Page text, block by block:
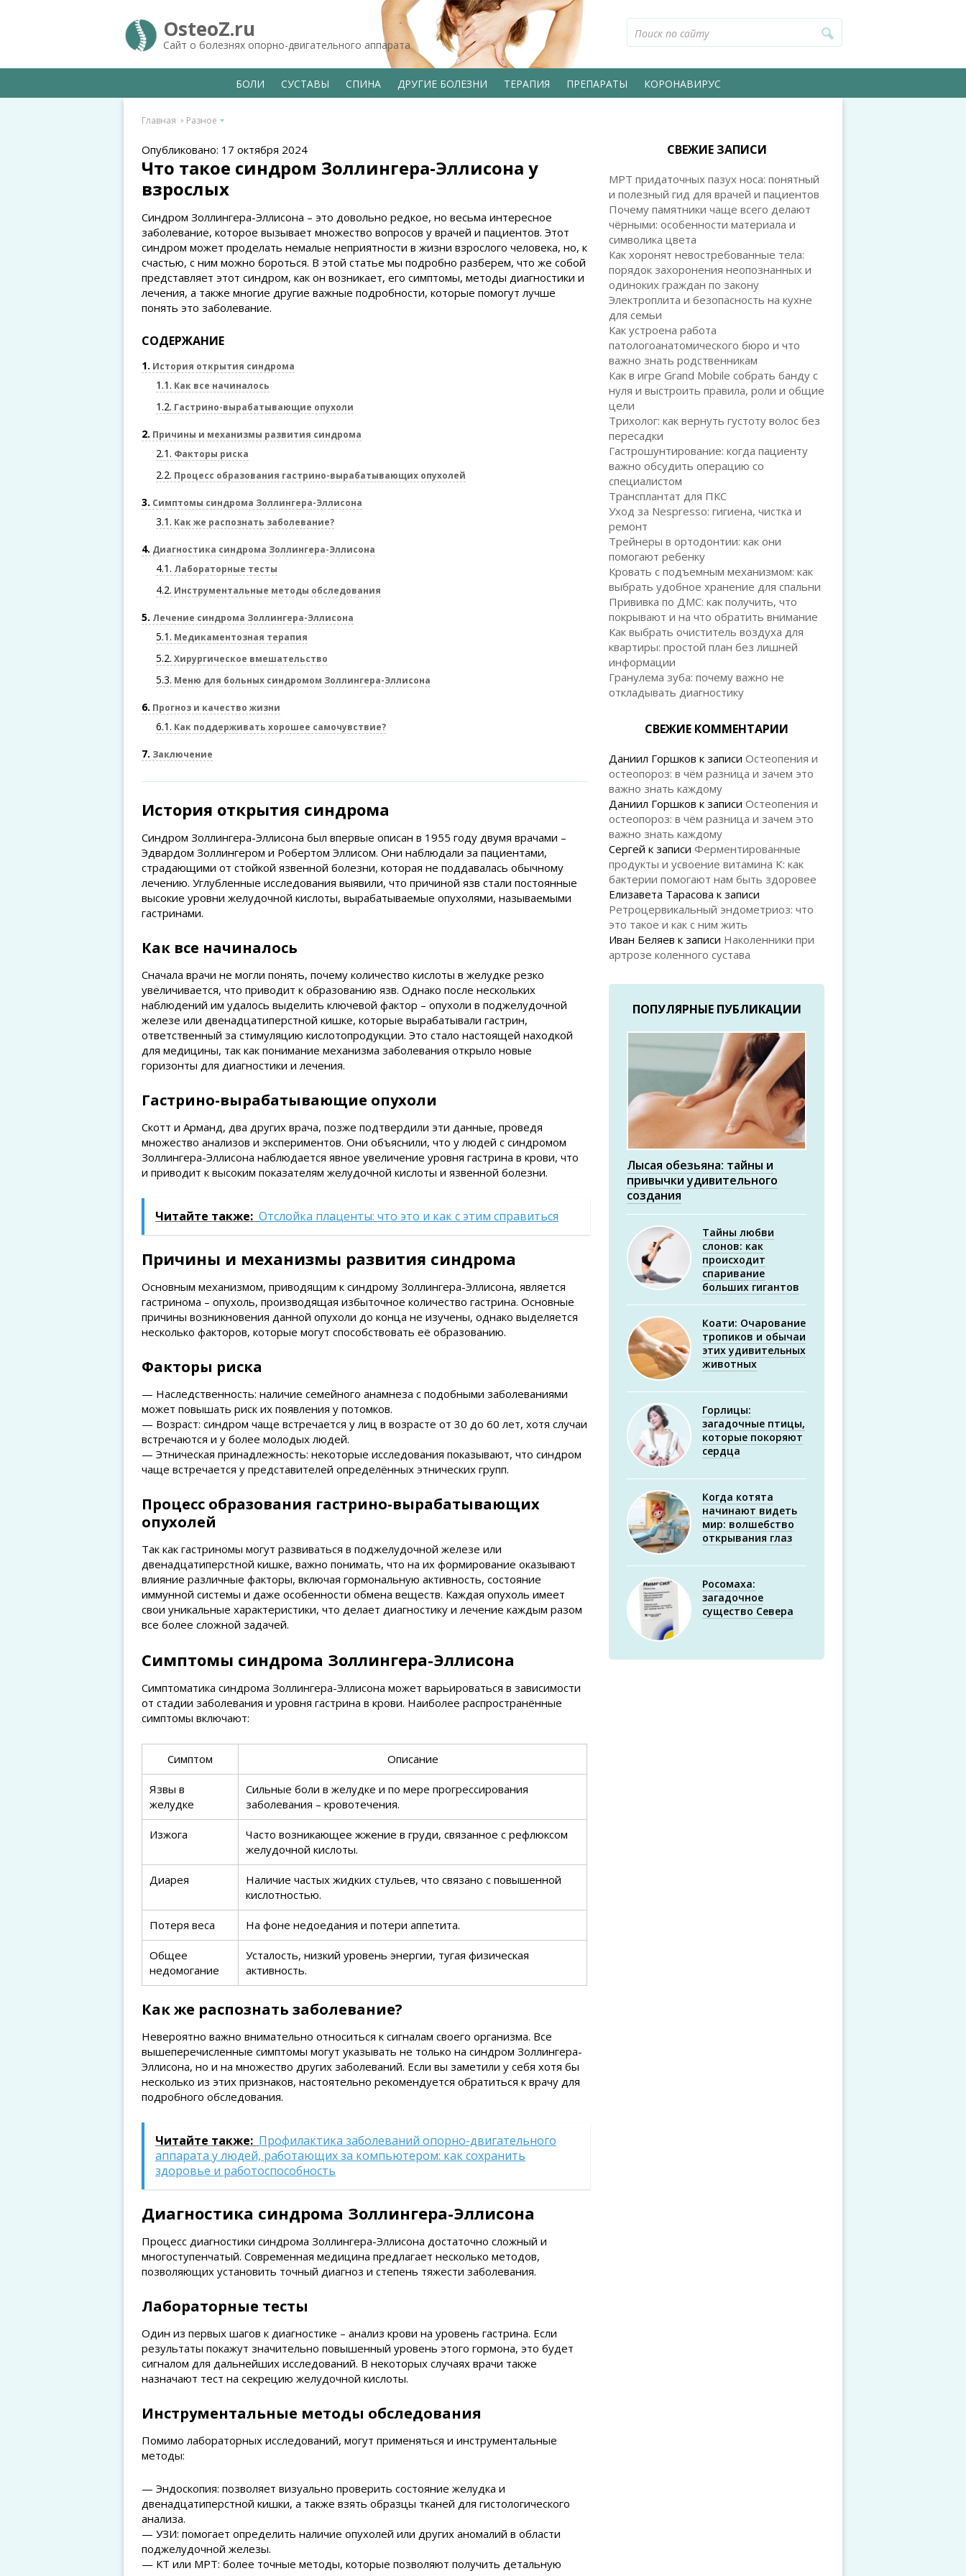
OsteoZ.ru
Сайт о болезнях опорно-двигательного аппарата
БОЛИ СУСТАВЫ СПИНА ДРУГИЕ БОЛЕЗНИ ТЕРАПИЯ ПРЕПАРАТЫ КОРОНАВИРУС
Главная Разное
Опубликовано: 17 октября 2024
Что такое синдром Золлингера-Эллисона у
взрослых
Синдром Золлингера-Эллисона – это довольно редкое, но весьма интересное
заболевание, которое вызывает множество вопросов у врачей и пациентов. Этот
синдром может проделать немалые неприятности в жизни взрослого человека, но, к
счастью, с ним можно бороться. В этой статье мы подробно разберем, что же собой
представляет этот синдром, как он возникает, его симптомы, методы диагностики и
лечения, а также многие другие важные подробности, которые помогут лучше
понять это заболевание.
СОДЕРЖАНИЕ
1 История открытия синдрома
1.1 Как все начиналось
1.2 Гастрино-вырабатывающие опухоли
2 Причины и механизмы развития синдрома
2.1 Факторы риска
2.2 Процесс образования гастрино-вырабатывающих опухолей
3 Симптомы синдрома Золлингера-Эллисона
3.1 Как же распознать заболевание?
4 Диагностика синдрома Золлингера-Эллисона
4.1 Лабораторные тесты
4.2 Инструментальные методы обследования
5 Лечение синдрома Золлингера-Эллисона
5.1 Медикаментозная терапия
5.2 Хирургическое вмешательство
5.3 Меню для больных синдромом Золлингера-Эллисона
6 Прогноз и качество жизни
6.1 Как поддерживать хорошее самочувствие?
7 Заключение
История открытия синдрома
Синдром Золлингера-Эллисона был впервые описан в 1955 году двумя врачами –
Эдвардом Золлингером и Робертом Эллисом. Они наблюдали за пациентами,
страдающими от стойкой язвенной болезни, которая не поддавалась обычному
лечению. Углубленные исследования выявили, что причиной язв стали постоянные
высокие уровни желудочной кислоты, вырабатываемые опухолями, называемыми
гастринами.
Как все начиналось
Сначала врачи не могли понять, почему количество кислоты в желудке резко
увеличивается, что приводит к образованию язв. Однако после нескольких
наблюдений им удалось выделить ключевой фактор – опухоли в поджелудочной
железе или двенадцатиперстной кишке, которые вырабатывали гастрин,
ответственный за стимуляцию кислотопродукции. Это стало настоящей находкой
для медицины, так как понимание механизма заболевания открыло новые
горизонты для диагностики и лечения.
Гастрино-вырабатывающие опухоли
Скотт и Арманд, два других врача, позже подтвердили эти данные, проведя
множество анализов и экспериментов. Они объяснили, что у людей с синдромом
Золлингера-Эллисона наблюдается явное увеличение уровня гастрина в крови, что
и приводит к высоким показателям желудочной кислоты и язвенной болезни.
Читайте также: Отслойка плаценты: что это и как с этим справиться
Причины и механизмы развития синдрома
Основным механизмом, приводящим к синдрому Золлингера-Эллисона, является
гастринома – опухоль, производящая избыточное количество гастрина. Основные
причины возникновения данной опухоли до конца не изучены, однако выделяется
несколько факторов, которые могут способствовать её образованию.
Факторы риска
— Наследственность: наличие семейного анамнеза с подобными заболеваниями
может повышать риск их появления у потомков.
— Возраст: синдром чаще встречается у лиц в возрасте от 30 до 60 лет, хотя случаи
встречаются и у более молодых людей.
— Этническая принадлежность: некоторые исследования показывают, что синдром
чаще встречается у представителей определённых этнических групп.
Процесс образования гастрино-вырабатывающих
опухолей
Так как гастриномы могут развиваться в поджелудочной железе или
двенадцатиперстной кишке, важно понимать, что на их формирование оказывают
влияние различные факторы, включая гормональную активность, состояние
иммунной системы и даже особенности обмена веществ. Каждая опухоль имеет
свои уникальные характеристики, что делает диагностику и лечение каждым разом
все более сложной задачей.
Симптомы синдрома Золлингера-Эллисона
Симптоматика синдрома Золлингера-Эллисона может варьироваться в зависимости
от стадии заболевания и уровня гастрина в крови. Наиболее распространённые
симптомы включают:
Симптом Описание
Язвы в
желудке
Сильные боли в желудке и по мере прогрессирования
заболевания – кровотечения.
Изжога
Часто возникающее жжение в груди, связанное с рефлюксом
желудочной кислоты.
Диарея
Наличие частых жидких стульев, что связано с повышенной
кислотностью.
Потеря веса На фоне недоедания и потери аппетита.
Общее
недомогание
Усталость, низкий уровень энергии, тугая физическая
активность.
Как же распознать заболевание?
Невероятно важно внимательно относиться к сигналам своего организма. Все
вышеперечисленные симптомы могут указывать не только на синдром Золлингера-
Эллисона, но и на множество других заболеваний. Если вы заметили у себя хотя бы
несколько из этих признаков, настоятельно рекомендуется обратиться к врачу для
подробного обследования.
Читайте также: Профилактика заболеваний опорно-двигательного
аппарата у людей, работающих за компьютером: как сохранить
здоровье и работоспособность
Диагностика синдрома Золлингера-Эллисона
Процесс диагностики синдрома Золлингера-Эллисона достаточно сложный и
многоступенчатый. Современная медицина предлагает несколько методов,
позволяющих установить точный диагноз и степень тяжести заболевания.
Лабораторные тесты
Один из первых шагов к диагностике – анализ крови на уровень гастрина. Если
результаты покажут значительно повышенный уровень этого гормона, это будет
сигналом для дальнейших исследований. В некоторых случаях врачи также
назначают тест на секрецию желудочной кислоты.
Инструментальные методы обследования
Помимо лабораторных исследований, могут применяться и инструментальные
методы:
— Эндоскопия: позволяет визуально проверить состояние желудка и
двенадцатиперстной кишки, а также взять образцы тканей для гистологического
анализа.
— УЗИ: помогает определить наличие опухолей или других аномалий в области
поджелудочной железы.
— КТ или МРТ: более точные методы, которые позволяют получить детальную
СВЕЖИЕ ЗАПИСИ
МРТ придаточных пазух носа: понятный
и полезный гид для врачей и пациентов
Почему памятники чаще всего делают
чёрными: особенности материала и
символика цвета
Как хоронят невостребованные тела:
порядок захоронения неопознанных и
одиноких граждан по закону
Электроплита и безопасность на кухне
для семьи
Как устроена работа
патологоанатомического бюро и что
важно знать родственникам
Как в игре Grand Mobile собрать банду с
нуля и выстроить правила, роли и общие
цели
Трихолог: как вернуть густоту волос без
пересадки
Гастрошунтирование: когда пациенту
важно обсудить операцию со
специалистом
Трансплантат для ПКС
Уход за Nespresso: гигиена, чистка и
ремонт
Трейнеры в ортодонтии: как они
помогают ребенку
Кровать с подъемным механизмом: как
выбрать удобное хранение для спальни
Прививка по ДМС: как получить, что
покрывают и на что обратить внимание
Как выбрать очиститель воздуха для
квартиры: простой план без лишней
информации
Гранулема зуба: почему важно не
откладывать диагностику
СВЕЖИЕ КОММЕНТАРИИ
Даниил Горшков к записи Остеопения и
остеопороз: в чём разница и зачем это
важно знать каждому
Даниил Горшков к записи Остеопения и
остеопороз: в чём разница и зачем это
важно знать каждому
Сергей к записи Ферментированные
продукты и усвоение витамина K: как
бактерии помогают нам быть здоровее
Елизавета Тарасова к записи
Ретроцервикальный эндометриоз: что
это такое и как с ним жить
Иван Беляев к записи Наколенники при
артрозе коленного сустава
ПОПУЛЯРНЫЕ ПУБЛИКАЦИИ
Лысая обезьяна: тайны и
привычки удивительного
создания
Тайны любви
слонов: как
происходит
спаривание
больших гигантов
Коати: Очарование
тропиков и обычаи
этих удивительных
животных
Горлицы:
загадочные птицы,
которые покоряют
сердца
Когда котята
начинают видеть
мир: волшебство
открывания глаз
Росомаха:
загадочное
существо Севера